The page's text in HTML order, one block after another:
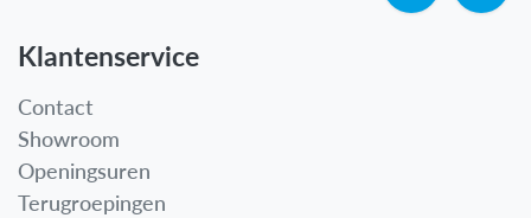
Klantenservice
Contact
Showroom
Openingsuren
Terugroepingen